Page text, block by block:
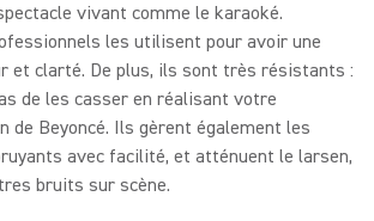
vivant comme le karaoké.
les utilisent pour avoir une
et clarté. De plus, ils sont très résistants :
de les casser en réalisant votre
de Beyoncé. Ils gèrent également les
avec facilité, et atténuent le larsen,
bruits sur scène.